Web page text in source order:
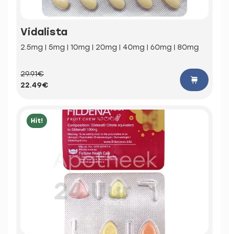
Vidalista
2.5mg | 5mg | 10mg | 20mg | 40mg | 60mg | 80mg
29.91€
22.49€
Hit!